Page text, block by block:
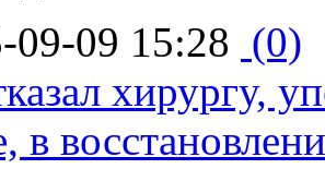
09-09 15:28 (0)
хирургу,
в